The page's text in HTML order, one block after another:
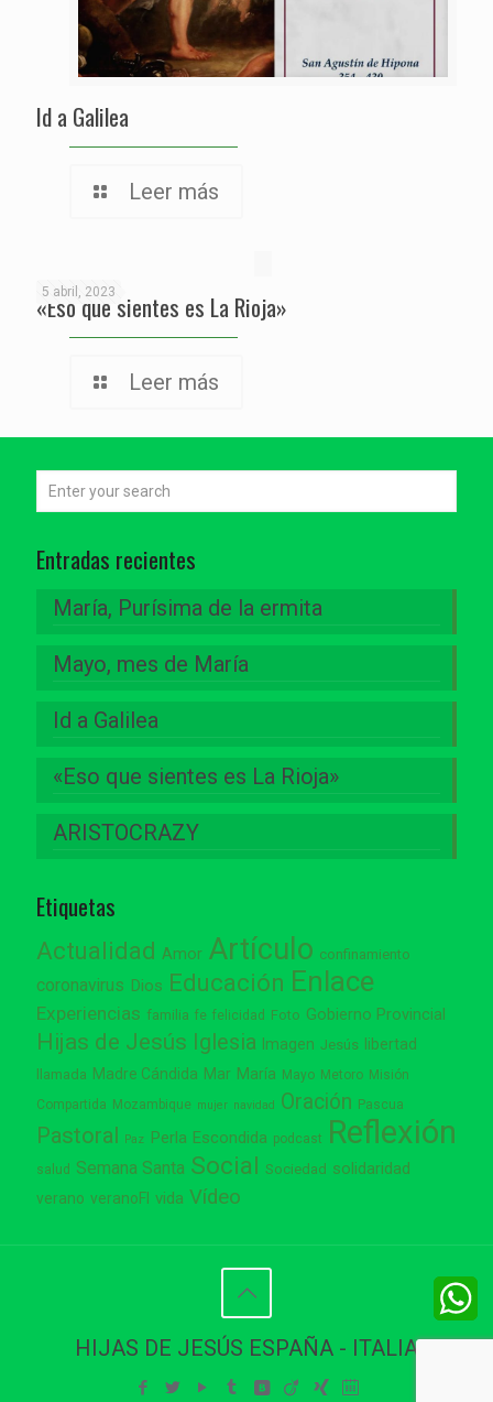
Id a Galilea
Leer más
5 abril, 2023
«Eso que sientes es La Rioja»
Leer más
Entradas recientes
María, Purísima de la ermita
Mayo, mes de María
Id a Galilea
«Eso que sientes es La Rioja»
ARISTOCRAZY
Etiquetas
Actualidad Amor Artículo confinamiento
coronavirus Dios Educación Enlace
Experiencias familia fe felicidad Foto Gobierno Provincial
Hijas de Jesús Iglesia Imagen Jesús libertad
llamada Madre Cándida Mar María Mayo Metoro Misión
Compartida Mozambique mujer navidad Oración Pascua
Pastoral Paz Perla Escondida podcast Reflexión
salud Semana Santa Social Sociedad solidaridad
verano veranoFI vida Vídeo
HIJAS DE JESÚS ESPAÑA - ITALIA